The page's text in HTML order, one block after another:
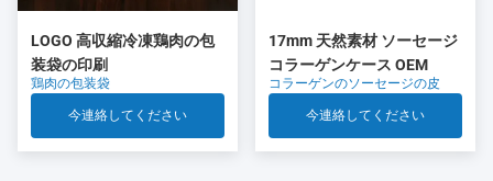
LOGO 高収縮冷凍鶏肉の包
装袋の印刷
鶏肉の包装袋
今連絡してください
17mm 天然素材 ソーセージ
コラーゲンケース OEM
コラーゲンのソーセージの皮
今連絡してください